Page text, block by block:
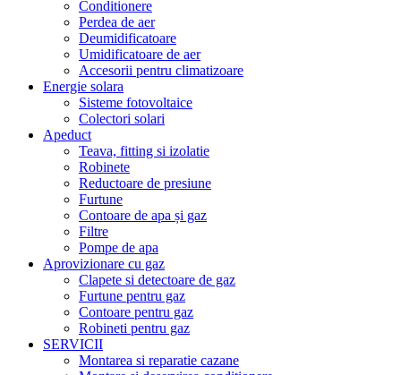
Conditionere
Perdea de aer
Deumidificatoare
Umidificatoare de aer
Accesorii pentru climatizoare
Energie solara
Sisteme fotovoltaice
Colectori solari
Apeduct
Teava, fitting si izolatie
Robinete
Reductoare de presiune
Furtune
Contoare de apa și gaz
Filtre
Pompe de apa
Aprovizionare cu gaz
Clapete si detectoare de gaz
Furtune pentru gaz
Contoare pentru gaz
Robineti pentru gaz
SERVICII
Montarea si reparatie cazane